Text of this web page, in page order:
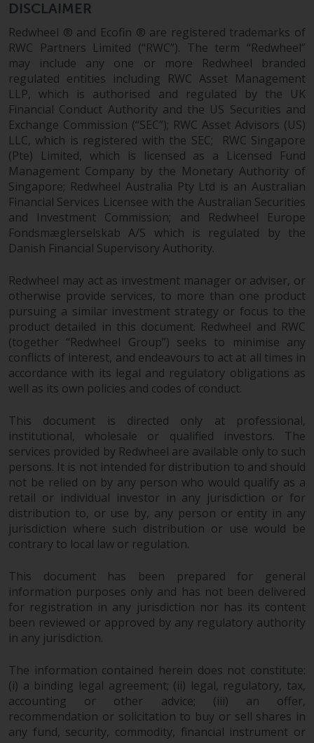
darstellen, stimmen Sie deren
Verarbeitung durch Redwheel und
seine Vertreter und andere Dritte
zu. Alle diese Unternehmen sind
verpflichtet, die Vertraulichkeit
dieser Informationen zu wahren.
Wenn Sie nicht möchten, dass
Ihre Informationen auf diese
Weise verwendet werden, sollten
Sie Redwheel per E-Mail oder
schriftlich darüber informieren.
Sie haben Anspruch auf eine
Kopie der Informationen, die wir
über Sie gespeichert haben,
indem Sie uns schriftlich
Weitere Informationen finden Sie
in unserer Datenschutz- und
Datenschutzrichtlinie und Cookie-
Richtlinie.
Der Inhalt dieser Website sollte
gemäß den Gesetzen von England
und Wales ausgelegt und geregelt
werden, und die Gerichte dieser
Gerichtsbarkeit haben die
ausschließliche Zuständigkeit für
alle auftretenden Streitigkeiten,
es sei denn, diese Inhalte
unterliegen ausdrücklich den
Gesetzen von eine andere
Gerichtsbarkeit. Wenn ein
zuständiges Gericht aus
irgendeinem Grund eine
„Wichtige Informationen“ für
nicht durchsetzbar befunden hat,
wird diese Bestimmung im
maximal zulässigen Umfang
durchgesetzt, und der Rest dieser
DISCLAIMER
Redwheel ® and Ecofin ® are registered trademarks of
RWC Partners Limited (“RWC”). The term “Redwheel”
may include any one or more Redwheel branded
regulated entities including RWC Asset Management
LLP, which is authorised and regulated by the UK
Financial Conduct Authority and the US Securities and
Exchange Commission (“SEC”); RWC Asset Advisors (US)
LLC, which is registered with the SEC; RWC Singapore
(Pte) Limited, which is licensed as a Licensed Fund
Management Company by the Monetary Authority of
Singapore; Redwheel Australia Pty Ltd is an Australian
Financial Services Licensee with the Australian Securities
and Investment Commission; and Redwheel Europe
Fondsmæglerselskab A/S which is regulated by the
Danish Financial Supervisory Authority.
Redwheel may act as investment manager or adviser, or
otherwise provide services, to more than one product
pursuing a similar investment strategy or focus to the
product detailed in this document. Redwheel and RWC
(together “Redwheel Group”) seeks to minimise any
conflicts of interest, and endeavours to act at all times in
accordance with its legal and regulatory obligations as
well as its own policies and codes of conduct.
This document is directed only at professional,
institutional, wholesale or qualified investors. The
services provided by Redwheel are available only to such
persons. It is not intended for distribution to and should
not be relied on by any person who would qualify as a
retail or individual investor in any jurisdiction or for
distribution to, or use by, any person or entity in any
jurisdiction where such distribution or use would be
contrary to local law or regulation.
This document has been prepared for general
information purposes only and has not been delivered
for registration in any jurisdiction nor has its content
been reviewed or approved by any regulatory authority
in any jurisdiction.
The information contained herein does not constitute:
(i) a binding legal agreement; (ii) legal, regulatory, tax,
accounting or other advice; (iii) an offer,
recommendation or solicitation to buy or sell shares in
any fund, security, commodity, financial instrument or